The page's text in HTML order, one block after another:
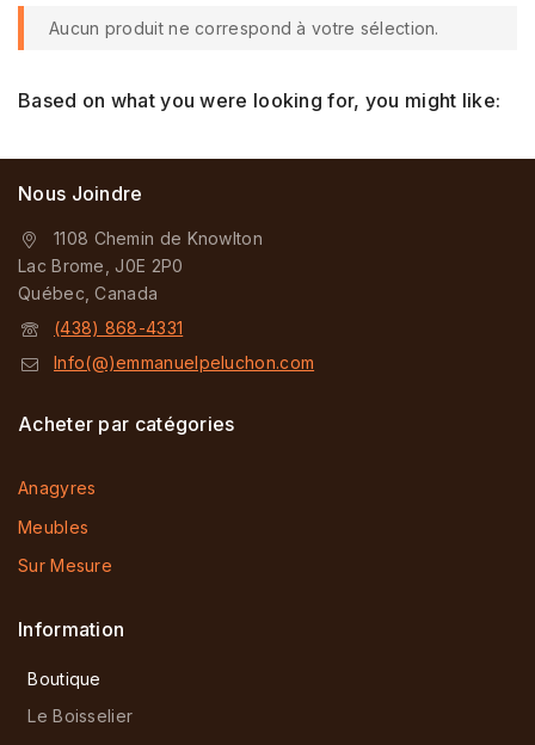
Aucun produit ne correspond à votre sélection.
Based on what you were looking for, you might like:
Nous Joindre
1108 Chemin de Knowlton
Lac Brome, J0E 2P0
Québec, Canada
(438) 868-4331
Info(@)emmanuelpeluchon.com
Acheter par catégories
Anagyres
Meubles
Sur Mesure
Information
Boutique
Le Boisselier